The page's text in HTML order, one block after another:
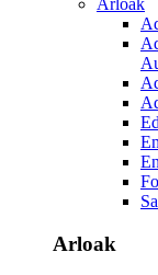
Arloak
Arloak